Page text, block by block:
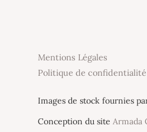
Mentions Légales
Politique de confidentialité
Images de stock fournies
Conception du site Armada